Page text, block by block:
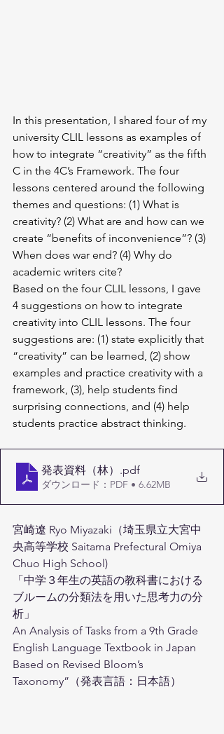
In this presentation, I shared four of my
university CLIL lessons as examples of
how to integrate “creativity” as the fifth
C in the 4C’s Framework. The four
lessons centered around the following
themes and questions: (1) What is
creativity? (2) What are and how can we
create “benefits of inconvenience”? (3)
When does war end? (4) Why do
academic writers cite?
Based on the four CLIL lessons, I gave
4 suggestions on how to integrate
creativity into CLIL lessons. The four
suggestions are: (1) state explicitly that
“creativity” can be learned, (2) show
examples and practice creativity with a
framework, (3), help students find
surprising connections, and (4) help
students practice abstract thinking.
発表資料（林） .pdf
ダウンロード：PDF • 6.62MB
宮崎遼 Ryo Miyazaki（埼玉県立大宮中
央高等学校 Saitama Prefectural Omiya
Chuo High School)
「中学３年生の英語の教科書における
ブルームの分類法を用いた思考力の分
析」
An Analysis of Tasks from a 9th Grade
English Language Textbook in Japan
Based on Revised Bloom’s
Taxonomy”（発表言語：日本語）